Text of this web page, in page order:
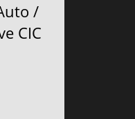
/
CIC